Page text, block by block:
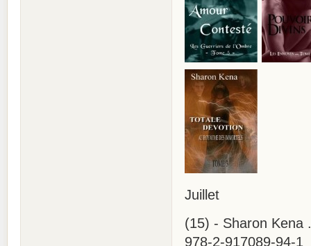
Juillet
(15) - Sharon Kena
978-2-917089-94-1